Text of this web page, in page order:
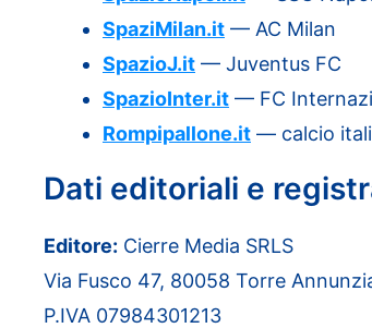
SpaziMilan.it — AC Milan
SpazioJ.it — Juventus FC
SpazioInter.it — FC
Rompipallone.it — calcio
Dati editoriali e
Editore: Cierre Media SRLS
Via Fusco 47, 80058 Torre
P.IVA 07984301213